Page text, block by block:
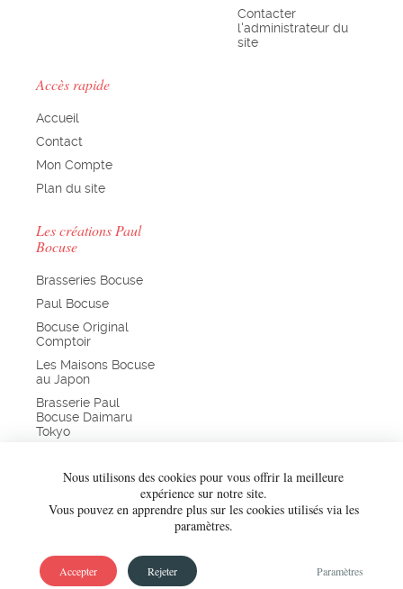
Contacter
l'administrateur du
site
Accès rapide
Accueil
Contact
Mon Compte
Plan du site
Les créations Paul
Bocuse
Brasseries Bocuse
Paul Bocuse
Bocuse Original
Comptoir
Les Maisons Bocuse
au Japon
Brasserie Paul
Bocuse Daimaru
Tokyo
Bocuse d’Or
Nous utilisons des cookies pour vous offrir la meilleure
expérience sur notre site.
Vous pouvez en apprendre plus sur les cookies utilisés via les
paramètres.
Accepter Rejeter Paramètres